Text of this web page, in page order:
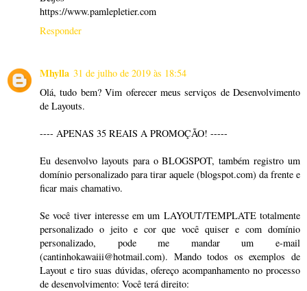
https://www.pamlepletier.com
Responder
Mhylla 31 de julho de 2019 às 18:54
Olá, tudo bem? Vim oferecer meus serviços de Desenvolvimento
de Layouts.
---- APENAS 35 REAIS A PROMOÇÃO! -----
Eu desenvolvo layouts para o BLOGSPOT, também registro um
domínio personalizado para tirar aquele (blogspot.com) da frente e
ficar mais chamativo.
Se você tiver interesse em um LAYOUT/TEMPLATE totalmente
personalizado o jeito e cor que você quiser e com domínio
personalizado, pode me mandar um e-mail
(cantinhokawaiii@hotmail.com). Mando todos os exemplos de
Layout e tiro suas dúvidas, ofereço acompanhamento no processo
de desenvolvimento: Você terá direito: